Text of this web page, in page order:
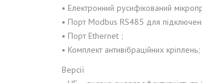
• Електронний русифікований
• Порт Modbus RS485 для
• Порт Ethernet ;
• Комплект антивібраційних кріплень;
Версії